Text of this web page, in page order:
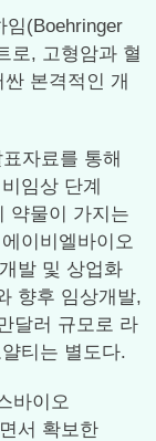
임(Boehringer
로, 고형암과 혈
싼 본격적인 개
자료를 통해
임상 단계
약물이 가지는
이비엘바이오
발 및 상업화
향후 임상개발,
달러 규모로 라
티는 별도다.
바이오
서 확보한